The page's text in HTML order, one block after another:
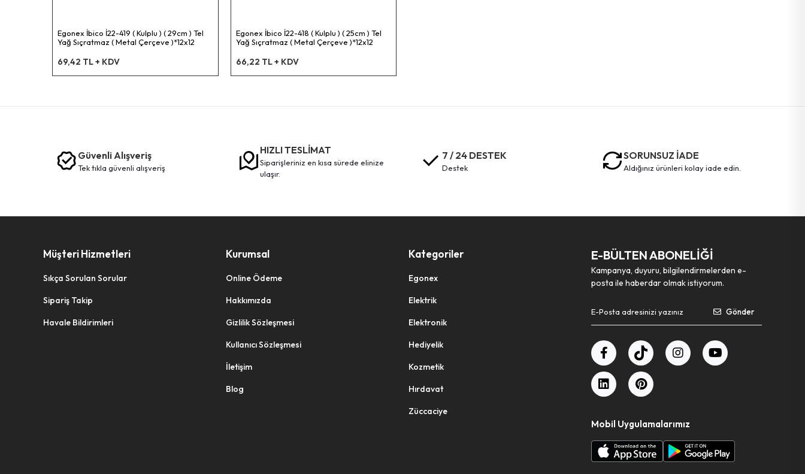
Egonex İbico İ22-419 ( Kulplu ) ( 29cm ) Tel
Yağ Sıçratmaz ( Metal Çerçeve )*12x12
69,42 TL + KDV
Egonex İbico İ22-418 ( Kulplu ) ( 25cm ) Tel
Yağ Sıçratmaz ( Metal Çerçeve )*12x12
66,22 TL + KDV
Güvenli Alışveriş
tek tikla güvenli̇ alişveri̇ş
HIZLI TESLİMAT
siparişleriniz en kısa sürede elinize
ulaşır.
7 / 24 DESTEK
destek
SORUNSUZ İADE
aldığınız ürünleri kolay iade edin.
Müşteri Hizmetleri
Sıkça Sorulan Sorular
Sipariş Takip
Havale Bildirimleri
Kurumsal
Online Ödeme
Hakkımızda
Gizlilik Sözleşmesi
Kullanıcı Sözleşmesi
İletişim
Blog
Kategoriler
Egonex
Elektrik
Elektronik
Hediyelik
Kozmetik
Hırdavat
Züccaciye
E-BÜLTEN ABONELİĞİ
Kampanya, duyuru, bilgilendirmelerden e-
posta ile haberdar olmak istiyorum.
Gönder
Mobil Uygulamalarımız